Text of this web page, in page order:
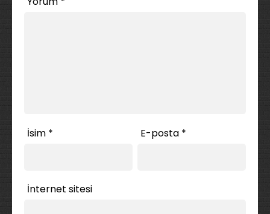
İsim * E-posta *
İnternet sitesi